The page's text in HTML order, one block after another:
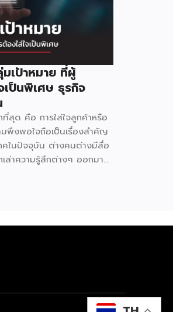
เป้าหมาย ที่ผู้
เป็นพิเศษ ธุรกิจ
สุด คือ การใส่ใจลูกค้าหรือ
มพึงพอใจถือเป็นเรื่องสำคัญ
ในปัจจุบัน ต่างคนต่างมีสื่อ
ล่าความรู้สึกต่างๆ ออกมา